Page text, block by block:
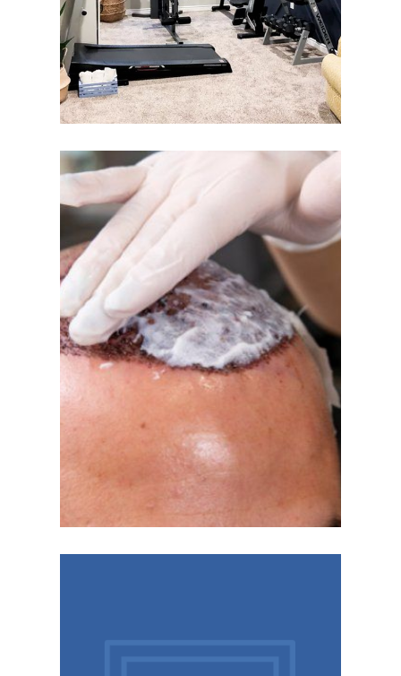
Hemmagym vs hotellgym
inför semestern: vad lönar
sig – och hur kommer du
Kan man resa efter en
hårtransplantation?
Tidslinje, packlista och
försäkring steg för steg
Kan man resa efter en hårtransplantation? Vi
guidar dig genom flyg, sol och packning för
bästa resultat. Läs mer om trygg läkning på
nordichair.com/sv/.